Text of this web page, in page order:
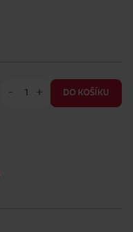
- + DO KOŠÍKU